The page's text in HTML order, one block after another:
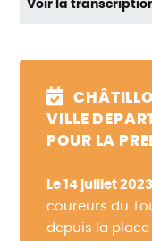
Voir la
VILLE
POUR LA
Le 14 juillet 2023
coureurs du
depuis la